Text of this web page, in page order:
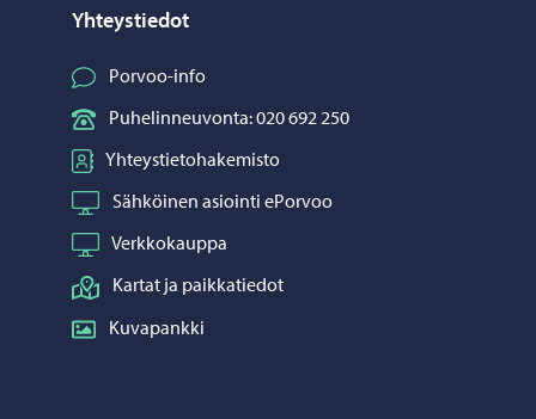
Yhteystiedot
Porvoo-info
Puhelinneuvonta: 020 692 250
Yhteystietohakemisto
Sähköinen asiointi ePorvoo
Verkkokauppa
Kartat ja paikkatiedot
Kuvapankki